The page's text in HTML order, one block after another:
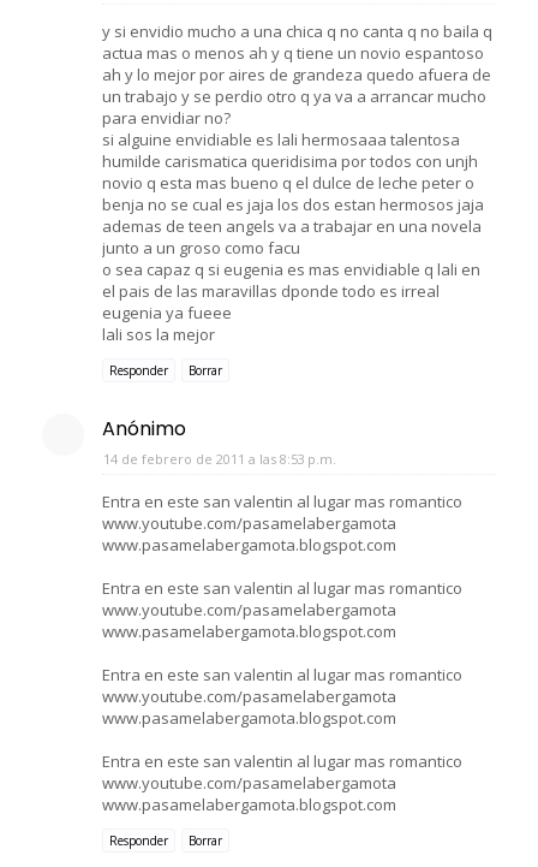
y si envidio mucho a una chica q no canta q no baila q
actua mas o menos ah y q tiene un novio espantoso
ah y lo mejor por aires de grandeza quedo afuera de
un trabajo y se perdio otro q ya va a arrancar mucho
para envidiar no?
si alguine envidiable es lali hermosaaa talentosa
humilde carismatica queridisima por todos con unjh
novio q esta mas bueno q el dulce de leche peter o
benja no se cual es jaja los dos estan hermosos jaja
ademas de teen angels va a trabajar en una novela
junto a un groso como facu
o sea capaz q si eugenia es mas envidiable q lali en
el pais de las maravillas dponde todo es irreal
eugenia ya fueee
lali sos la mejor
Responder Borrar
Anónimo
14 de febrero de 2011 a las 8:53 p.m.
Entra en este san valentin al lugar mas romantico
www.youtube.com/pasamelabergamota
www.pasamelabergamota.blogspot.com
Entra en este san valentin al lugar mas romantico
www.youtube.com/pasamelabergamota
www.pasamelabergamota.blogspot.com
Entra en este san valentin al lugar mas romantico
www.youtube.com/pasamelabergamota
www.pasamelabergamota.blogspot.com
Entra en este san valentin al lugar mas romantico
www.youtube.com/pasamelabergamota
www.pasamelabergamota.blogspot.com
Responder Borrar